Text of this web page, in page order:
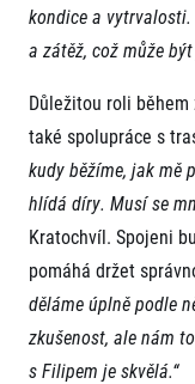
Informace o webu
Všeobecné smluvní
Informace o cookies
Podmínky GDPR
kondice a
a zátěž, což může
Důležitou roli
také spolupráce s
kudy běžíme, jak mě
hlídá díry. Musí se
Kratochvíl. Spojeni
pomáhá držet
děláme úplně podle
zkušenost, ale nám
s Filipem je skvělá.“